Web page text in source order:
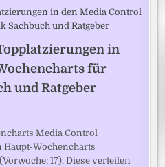
in
für
und Ratgeber
Media Control
Wochencharts
17). Diese verteilen